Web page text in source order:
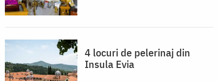
4 locuri de pelerinaj din
Insula Evia